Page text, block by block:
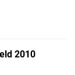
2010